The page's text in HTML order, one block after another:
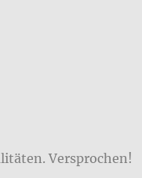
Versprochen!